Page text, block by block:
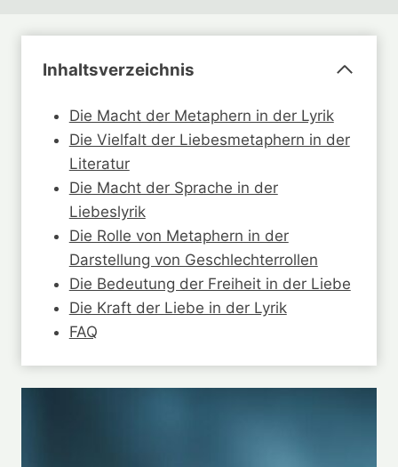
Inhaltsverzeichnis
Die Macht der Metaphern in der Lyrik
Die Vielfalt der Liebesmetaphern in der
Literatur
Die Macht der Sprache in der
Liebeslyrik
Die Rolle von Metaphern in der
Darstellung von Geschlechterrollen
Die Bedeutung der Freiheit in der Liebe
Die Kraft der Liebe in der Lyrik
FAQ